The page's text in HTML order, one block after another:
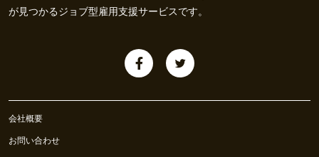
が見つかるジョブ型雇用支援サービスです。
会社概要
お問い合わせ